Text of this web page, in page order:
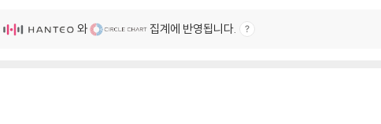
와 집계에 반영됩니다.